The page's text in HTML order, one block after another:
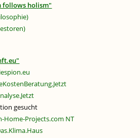
follows holism"
gesucht
Home-Projects.com NT